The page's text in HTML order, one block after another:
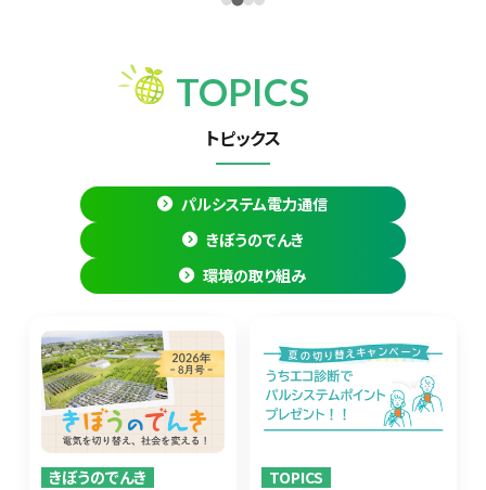
TOPICS
トピックス
パルシステム電力通信
きぼうのでんき
環境の取り組み
きぼうのでんき
TOPICS